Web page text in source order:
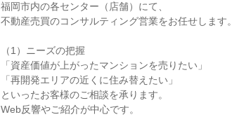
福岡市内の各センター（店舗）にて、
不動産売買のコンサルティング営業をお任せします。
（1）ニーズの把握
「資産価値が上がったマンションを売りたい」
「再開発エリアの近くに住み替えたい」
といったお客様のご相談を承ります。
Web反響やご紹介が中心です。